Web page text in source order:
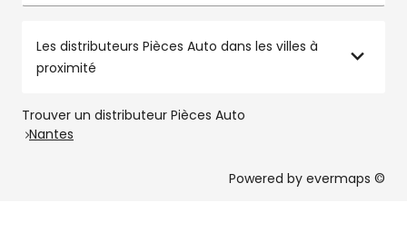
Les distributeurs Pièces Auto dans les villes à
proximité
Trouver un distributeur Pièces Auto
Nantes
Powered by evermaps ©